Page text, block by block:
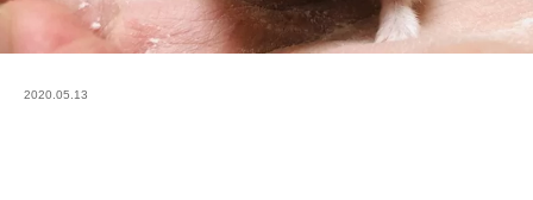
2020.05.13